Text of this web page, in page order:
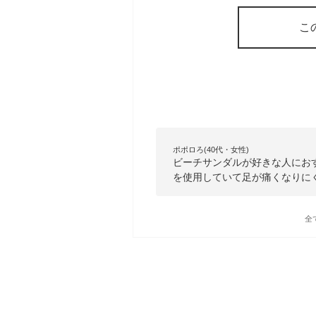
こ
ポポロろ(40代・女性)
ビーチサンダルが好きな人に
を使用していて足が痛くなりに
全